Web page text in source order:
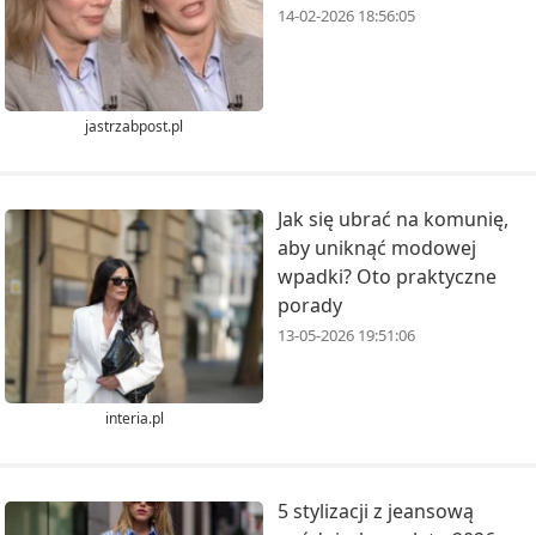
jastrzabpost.pl
14-02-2026 18:56:05
interia.pl
Jak się ubrać na komunię,
aby uniknąć modowej
wpadki? Oto praktyczne
porady
13-05-2026 19:51:06
5 stylizacji z jeansową